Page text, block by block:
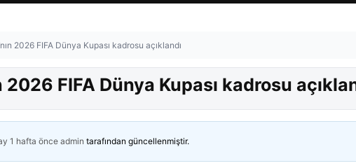
2026 FIFA Dünya Kupası kadrosu açıklandı
2026 FIFA Dünya Kupası kadrosu
1 hafta önce admin tarafından güncellenmiştir.